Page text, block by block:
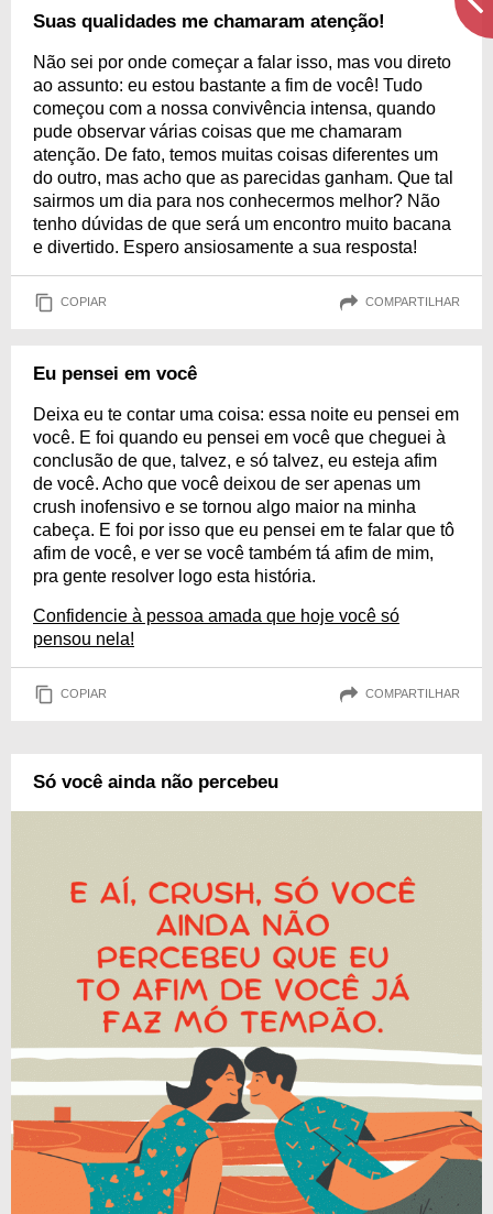
Suas qualidades me chamaram atenção!
Não sei por onde começar a falar isso, mas vou direto
ao assunto: eu estou bastante a fim de você! Tudo
começou com a nossa convivência intensa, quando
pude observar várias coisas que me chamaram
atenção. De fato, temos muitas coisas diferentes um
do outro, mas acho que as parecidas ganham. Que tal
sairmos um dia para nos conhecermos melhor? Não
tenho dúvidas de que será um encontro muito bacana
e divertido. Espero ansiosamente a sua resposta!
COPIAR COMPARTILHAR
Eu pensei em você
Deixa eu te contar uma coisa: essa noite eu pensei em
você. E foi quando eu pensei em você que cheguei à
conclusão de que, talvez, e só talvez, eu esteja afim
de você. Acho que você deixou de ser apenas um
crush inofensivo e se tornou algo maior na minha
cabeça. E foi por isso que eu pensei em te falar que tô
afim de você, e ver se você também tá afim de mim,
pra gente resolver logo esta história.
Confidencie à pessoa amada que hoje você só
pensou nela!
COPIAR COMPARTILHAR
Só você ainda não percebeu